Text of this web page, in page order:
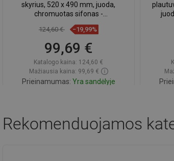
skyrius, 520 x 490 mm, juoda,
chromuotas sifonas -
6503521000-77
124,60 € −19,99%
99,69 €
Katalogo kaina: 124,60 €
Mažiausia kaina: 99,69 €
Prieinamumas: Yra sandėlyje
favorite_border Mėgstami
Palyginti
Rekomenduojamos